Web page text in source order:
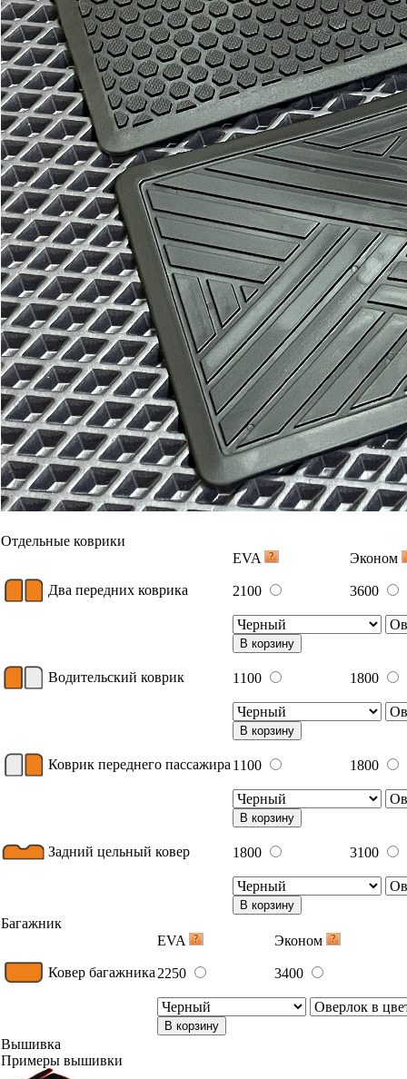
Отдельные коврики
EVA
Эконом
Два передних коврика 2100 3600
В корзину
Водительский коврик 1100 1800
В корзину
Коврик переднего пассажира 1100 1800
В корзину
Задний цельный ковер 1800 3100
В корзину
Багажник
EVA
Эконом
Ковер багажника 2250 3400
В корзину
Вышивка
Примеры вышивки